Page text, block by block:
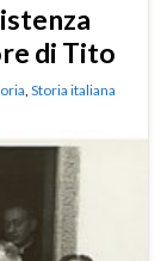
di Tito
Storia italiana